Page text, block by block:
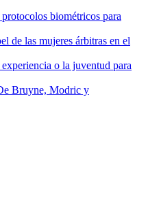
biométricos para
de las mujeres árbitras en el
o la juventud para
Bruyne, Modric y